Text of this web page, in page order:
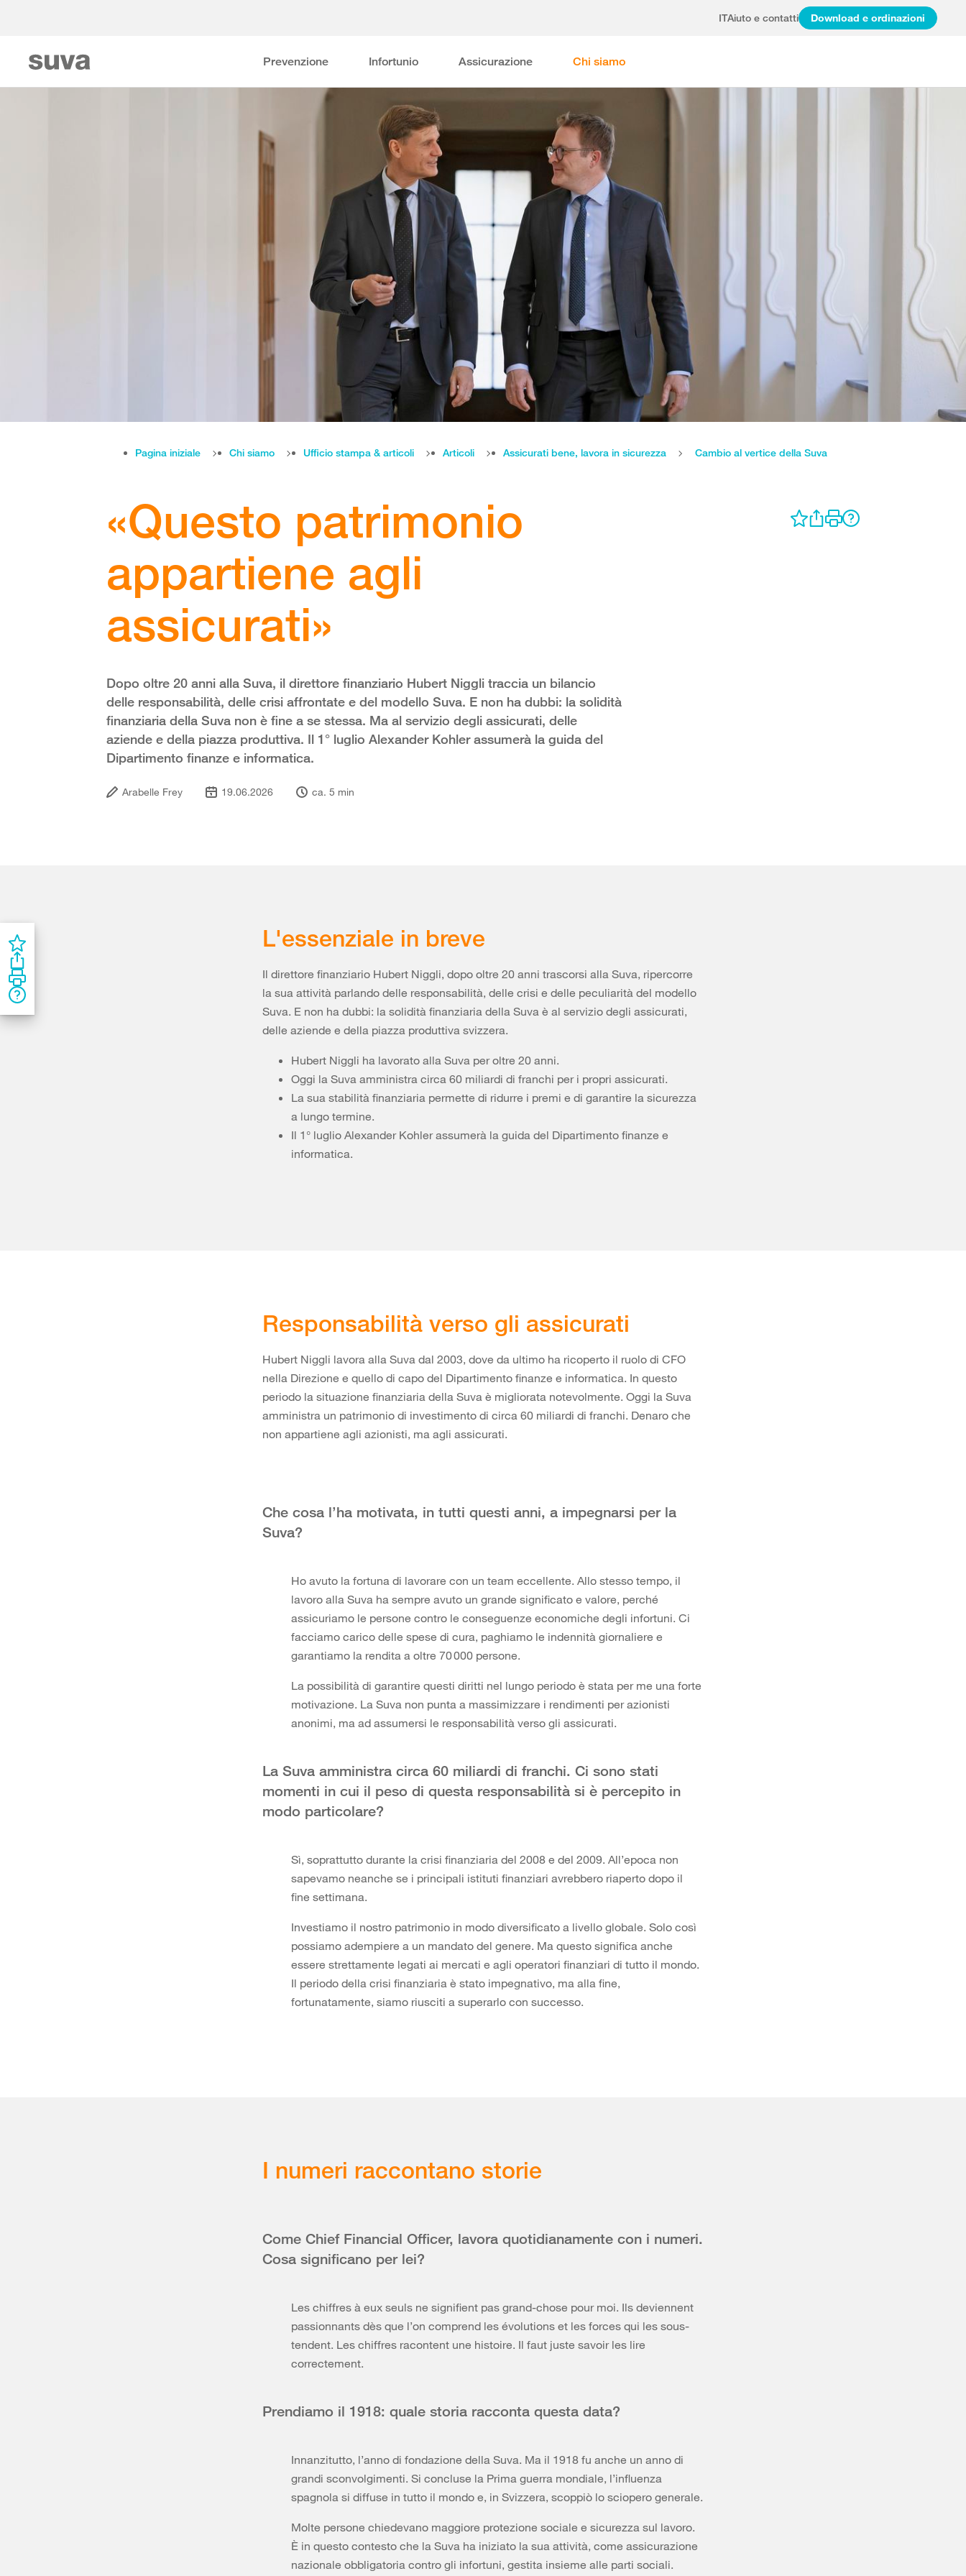
ITAiuto e contatti Download e ordinazioni
Prevenzione Infortunio Assicurazione Chi siamo
Pagina iniziale Chi siamo Ufficio stampa & articoli Articoli Assicurati bene, lavora in sicurezza Cambio al vertice della Suva
«Questo patrimonio
appartiene agli
assicurati»
Dopo oltre 20 anni alla Suva, il direttore finanziario Hubert Niggli traccia un bilancio
delle responsabilità, delle crisi affrontate e del modello Suva. E non ha dubbi: la solidità
finanziaria della Suva non è fine a se stessa. Ma al servizio degli assicurati, delle
aziende e della piazza produttiva. Il 1° luglio Alexander Kohler assumerà la guida del
Dipartimento finanze e informatica.
Arabelle Frey 19.06.2026 ca. 5 min
L'essenziale in breve
Il direttore finanziario Hubert Niggli, dopo oltre 20 anni trascorsi alla Suva, ripercorre
la sua attività parlando delle responsabilità, delle crisi e delle peculiarità del modello
Suva. E non ha dubbi: la solidità finanziaria della Suva è al servizio degli assicurati,
delle aziende e della piazza produttiva svizzera.
Hubert Niggli ha lavorato alla Suva per oltre 20 anni.
Oggi la Suva amministra circa 60 miliardi di franchi per i propri assicurati.
La sua stabilità finanziaria permette di ridurre i premi e di garantire la sicurezza
a lungo termine.
Il 1° luglio Alexander Kohler assumerà la guida del Dipartimento finanze e
informatica.
Responsabilità verso gli assicurati
Hubert Niggli lavora alla Suva dal 2003, dove da ultimo ha ricoperto il ruolo di CFO
nella Direzione e quello di capo del Dipartimento finanze e informatica. In questo
periodo la situazione finanziaria della Suva è migliorata notevolmente. Oggi la Suva
amministra un patrimonio di investimento di circa 60 miliardi di franchi. Denaro che
non appartiene agli azionisti, ma agli assicurati.
Che cosa l’ha motivata, in tutti questi anni, a impegnarsi per la
Suva?
Ho avuto la fortuna di lavorare con un team eccellente. Allo stesso tempo, il
lavoro alla Suva ha sempre avuto un grande significato e valore, perché
assicuriamo le persone contro le conseguenze economiche degli infortuni. Ci
facciamo carico delle spese di cura, paghiamo le indennità giornaliere e
garantiamo la rendita a oltre 70 000 persone.
La possibilità di garantire questi diritti nel lungo periodo è stata per me una forte
motivazione. La Suva non punta a massimizzare i rendimenti per azionisti
anonimi, ma ad assumersi le responsabilità verso gli assicurati.
La Suva amministra circa 60 miliardi di franchi. Ci sono stati
momenti in cui il peso di questa responsabilità si è percepito in
modo particolare?
Sì, soprattutto durante la crisi finanziaria del 2008 e del 2009. All’epoca non
sapevamo neanche se i principali istituti finanziari avrebbero riaperto dopo il
fine settimana.
Investiamo il nostro patrimonio in modo diversificato a livello globale. Solo così
possiamo adempiere a un mandato del genere. Ma questo significa anche
essere strettamente legati ai mercati e agli operatori finanziari di tutto il mondo.
Il periodo della crisi finanziaria è stato impegnativo, ma alla fine,
fortunatamente, siamo riusciti a superarlo con successo.
I numeri raccontano storie
Come Chief Financial Officer, lavora quotidianamente con i numeri.
Cosa significano per lei?
Les chiffres à eux seuls ne signifient pas grand-chose pour moi. Ils deviennent
passionnants dès que l’on comprend les évolutions et les forces qui les sous-
tendent. Les chiffres racontent une histoire. Il faut juste savoir les lire
correctement.
Prendiamo il 1918: quale storia racconta questa data?
Innanzitutto, l’anno di fondazione della Suva. Ma il 1918 fu anche un anno di
grandi sconvolgimenti. Si concluse la Prima guerra mondiale, l’influenza
spagnola si diffuse in tutto il mondo e, in Svizzera, scoppiò lo sciopero generale.
Molte persone chiedevano maggiore protezione sociale e sicurezza sul lavoro.
È in questo contesto che la Suva ha iniziato la sua attività, come assicurazione
nazionale obbligatoria contro gli infortuni, gestita insieme alle parti sociali.